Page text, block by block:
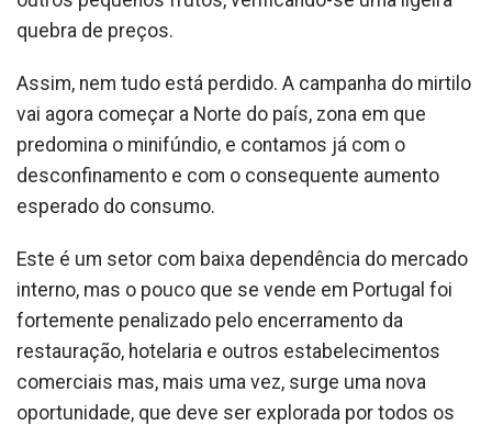
quebra de preços.
Assim, nem tudo está perdido. A campanha do mirtilo
vai agora começar a Norte do país, zona em que
predomina o minifúndio, e contamos já com o
desconfinamento e com o consequente aumento
esperado do consumo.
Este é um setor com baixa dependência do mercado
interno, mas o pouco que se vende em Portugal foi
fortemente penalizado pelo encerramento da
restauração, hotelaria e outros estabelecimentos
comerciais mas, mais uma vez, surge uma nova
oportunidade, que deve ser explorada por todos os